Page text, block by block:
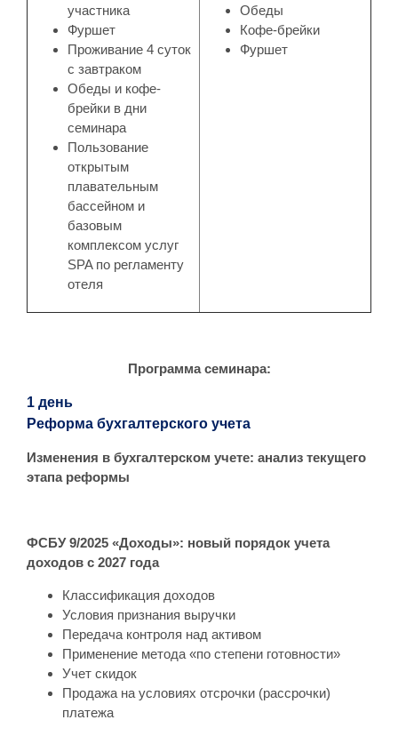
участника
Фуршет
Проживание 4 суток
с завтраком
Обеды и кофе-
брейки в дни
семинара
Пользование
открытым
плавательным
бассейном и
базовым
комплексом услуг
SPA по регламенту
отеля
Обеды
Кофе-брейки
Фуршет
Программа семинара:
1 день
Реформа бухгалтерского учета
Изменения в бухгалтерском учете: анализ текущего
этапа реформы
ФСБУ 9/2025 «Доходы»: новый порядок учета
доходов с 2027 года
Классификация доходов
Условия признания выручки
Передача контроля над активом
Применение метода «по степени готовности»
Учет скидок
Продажа на условиях отсрочки (рассрочки)
платежа